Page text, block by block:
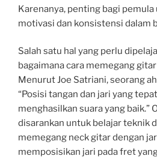
Karenanya, penting bagi
motivasi dan konsistensi dalam
Salah satu hal yang perlu
bagaimana cara memegang
Menurut Joe Satriani, seorang
“Posisi tangan dan jari yang
menghasilkan suara yang baik.”
disarankan untuk belajar teknik
memegang neck gitar dengan
memposisikan jari pada fret